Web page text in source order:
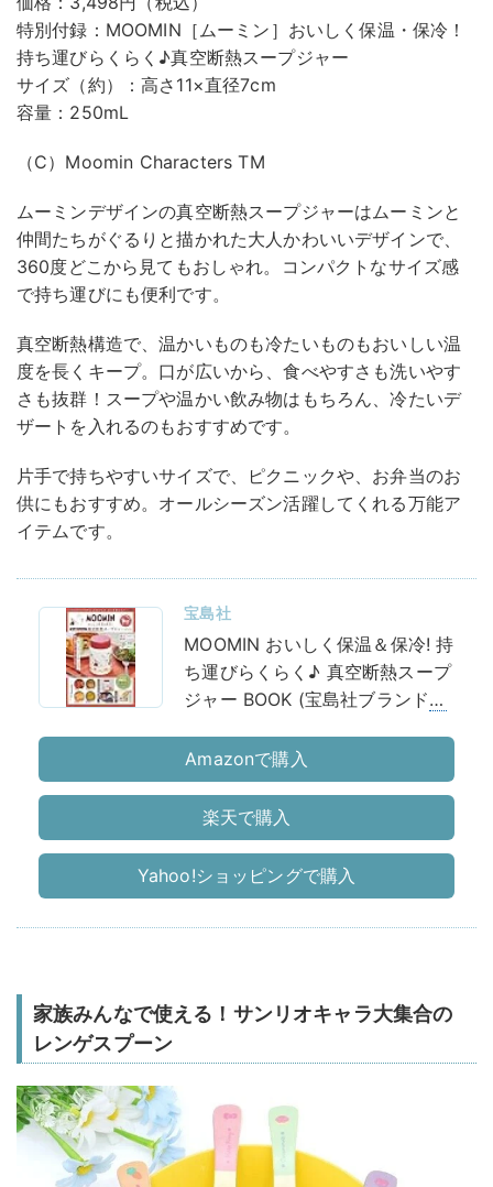
特別付録：MOOMIN［ムーミン］おいしく保温・保冷！
持ち運びらくらく♪真空断熱スープジャー
サイズ（約）：高さ11×直径7cm
容量：250mL
（C）Moomin Characters TM
​ムーミンデザインの真空断熱スープジャーは​ムーミンと
仲間たちがぐるりと描かれた大人かわいいデザインで、
360度どこから見てもおしゃれ。​コンパクトなサイズ感
で持ち運びにも便利です。​
真空断熱構造で、温かいものも冷たいものもおいしい温
度を長くキープ。​口が広いから、食べやすさも洗いやす
さも抜群！​スープや温かい飲み物はもちろん、冷たいデ
ザートを入れるのもおすすめです。​
片手で持ちやすいサイズで、ピクニックや、お弁当のお
供にもおすすめ。​オールシーズン活躍してくれる万能ア
イテムです。
宝島社
MOOMIN おいしく保温＆保冷! 持
ち運びらくらく♪ 真空断熱スープ
ジャー BOOK (宝島社ブランドム
Amazonで購入
楽天で購入
Yahoo!ショッピングで購入
家族みんなで使える！サンリオキャラ大集合の
レンゲスプーン